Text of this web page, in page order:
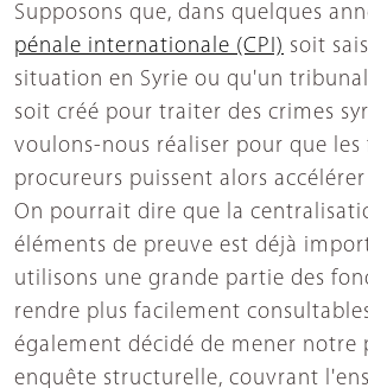
Supposons que, dans quelques
pénale internationale (CPI) soit
situation en Syrie ou qu'un
soit créé pour traiter des crimes
voulons-nous réaliser pour que les
procureurs puissent alors
On pourrait dire que la
éléments de preuve est déjà
utilisons une grande partie des
rendre plus facilement
également décidé de mener notre
enquête structurelle, couvrant